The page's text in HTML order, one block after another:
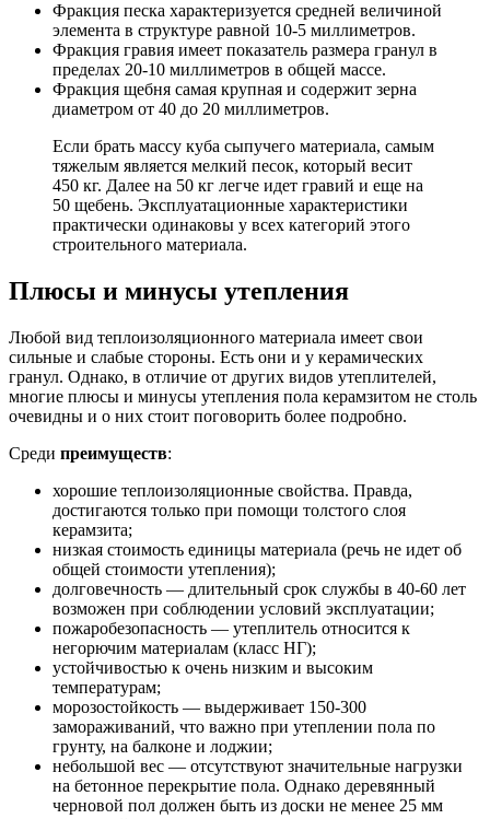
Фракция песка характеризуется средней величиной
элемента в структуре равной 10-5 миллиметров.
Фракция гравия имеет показатель размера гранул в
пределах 20-10 миллиметров в общей массе.
Фракция щебня самая крупная и содержит зерна
диаметром от 40 до 20 миллиметров.
Если брать массу куба сыпучего материала, самым
тяжелым является мелкий песок, который весит
450 кг. Далее на 50 кг легче идет гравий и еще на
50 щебень. Эксплуатационные характеристики
практически одинаковы у всех категорий этого
строительного материала.
Плюсы и минусы утепления
Любой вид теплоизоляционного материала имеет свои
сильные и слабые стороны. Есть они и у керамических
гранул. Однако, в отличие от других видов утеплителей,
многие плюсы и минусы утепления пола керамзитом не столь
очевидны и о них стоит поговорить более подробно.
Среди преимуществ:
хорошие теплоизоляционные свойства. Правда,
достигаются только при помощи толстого слоя
керамзита;
низкая стоимость единицы материала (речь не идет об
общей стоимости утепления);
долговечность — длительный срок службы в 40-60 лет
возможен при соблюдении условий эксплуатации;
пожаробезопасность — утеплитель относится к
негорючим материалам (класс НГ);
устойчивостью к очень низким и высоким
температурам;
морозостойкость — выдерживает 150-300
замораживаний, что важно при утеплении пола по
грунту, на балконе и лоджии;
небольшой вес — отсутствуют значительные нагрузки
на бетонное перекрытие пола. Однако деревянный
черновой пол должен быть из доски не менее 25 мм